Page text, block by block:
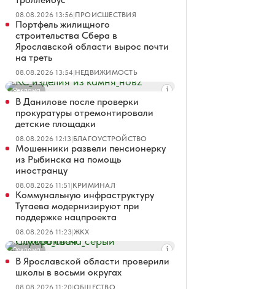
08.08.2026 13:56|ПРОИСШЕСТВИЯ
Портфель жилищного
строительства Сбера в
Ярославской области вырос почти
на треть
08.08.2026 13:54|НЕДВИЖИМОСТЬ
Реклама
В Данилове после проверки
прокуратуры отремонтировали
детские площадки
08.08.2026 12:13|БЛАГОУСТРОЙСТВО
Мошенники развели пенсионерку
из Рыбинска на помощь
иностранцу
08.08.2026 11:51|КРИМИНАЛ
Коммунальную инфраструктуру
Тутаева модернизируют при
поддержке нацпроекта
08.08.2026 11:23|ЖКХ
Реклама
В Ярославской области проверили
школы в восьми округах
08.08.2026 11:20|ОБЩЕСТВО